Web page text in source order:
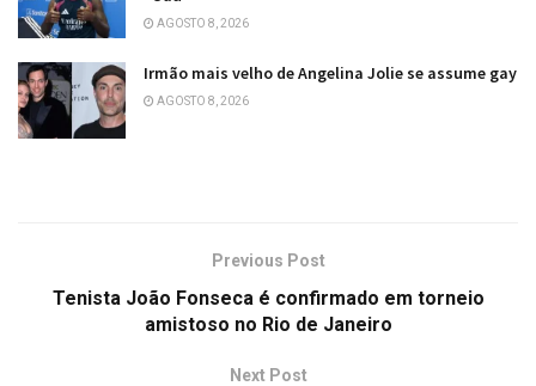
AGOSTO 8, 2026
Irmão mais velho de Angelina Jolie se assume gay
AGOSTO 8, 2026
Previous Post
Tenista João Fonseca é confirmado em torneio
amistoso no Rio de Janeiro
Next Post